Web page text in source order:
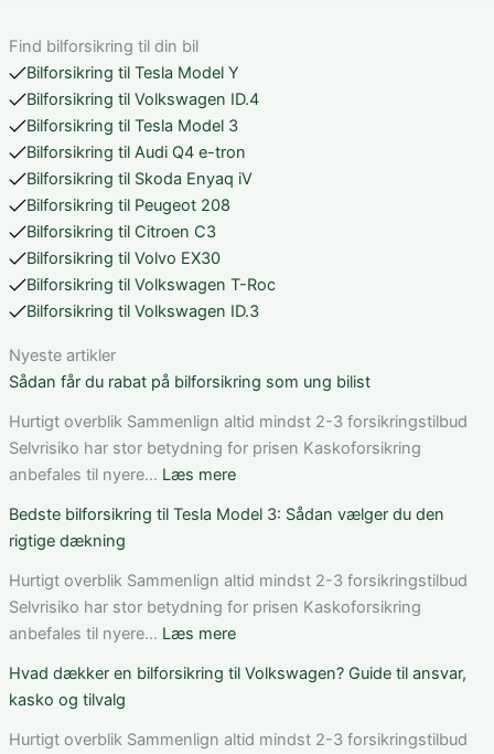
Find bilforsikring til din bil
Bilforsikring til Tesla Model Y
Bilforsikring til Volkswagen ID.4
Bilforsikring til Tesla Model 3
Bilforsikring til Audi Q4 e-tron
Bilforsikring til Skoda Enyaq iV
Bilforsikring til Peugeot 208
Bilforsikring til Citroen C3
Bilforsikring til Volvo EX30
Bilforsikring til Volkswagen T-Roc
Bilforsikring til Volkswagen ID.3
Nyeste artikler
Sådan får du rabat på bilforsikring som ung bilist
Hurtigt overblik Sammenlign altid mindst 2-3 forsikringstilbud
Selvrisiko har stor betydning for prisen Kaskoforsikring
anbefales til nyere… Læs mere:
får
rabat
på
bilforsikring
ung
Bedste bilforsikring til Tesla Model 3: Sådan vælger du den
rigtige dækning
Hurtigt overblik Sammenlign altid mindst 2-3 forsikringstilbud
Selvrisiko har stor betydning for prisen Kaskoforsikring
anbefales til nyere… Læs mere:
bilforsikring
Tesla
Hvad dækker en bilforsikring til Volkswagen? Guide til ansvar,
kasko og tilvalg
Hurtigt overblik Sammenlign altid mindst 2-3 forsikringstilbud